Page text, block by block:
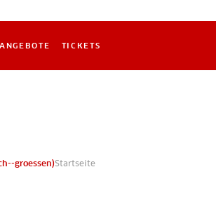
ANGEBOTE TICKETS
groessen)Startseite